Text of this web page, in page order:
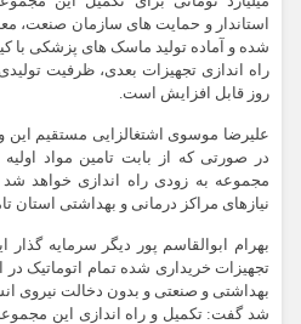
استاندار و حمایت های سازمان صنعت،
شده و آماده تولید ماسک های پزشکی با
روز قابل افزایش است.
در صورتی که از بابت تامین مواد
مجموعه به زودی راه اندازی خواهد شد
نیازهای مراکز درمانی و بهداشتی استان
بهرام ابوالقاسم پور دیگر سرمایه گذار
تجهیزات خریداری شده تمام اتوماتیک
بهداشتی و صنعتی و بدون دخالت نیروی
شد گفت: تکمیل و راه اندازی این